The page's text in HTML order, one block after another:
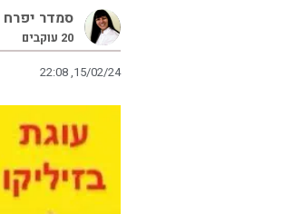
סמדר יפרח
20 עוקבים
22:08 ,15/02/24